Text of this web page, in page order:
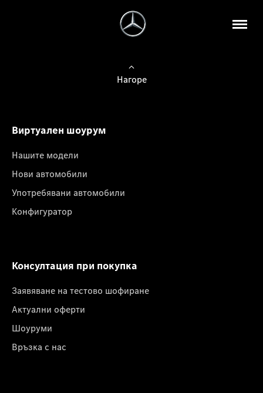
Нагоре
Виртуален шоурум
Нашите модели
Нови автомобили
Употребявани автомобили
Конфигуратор
Консултация при покупка
Заявяване на тестово шофиране
Актуални оферти
Шоуруми
Връзка с нас